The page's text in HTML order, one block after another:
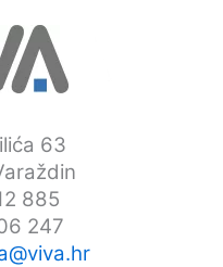
63
885
247